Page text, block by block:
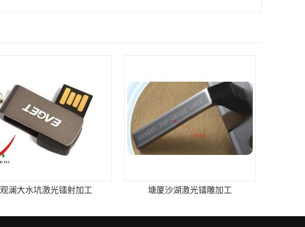
观澜大水坑激光镭射加工 塘厦沙湖激光镭雕加工